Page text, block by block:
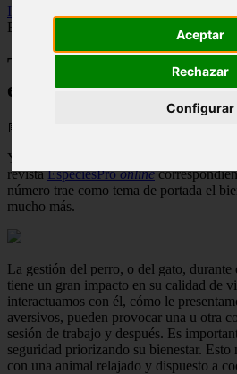
Aceptar
Rechazar
Configurar
Inicio
EspeciesPro abril
Todo sobre el bienestar
en EspeciesPro abril
📅 05/06/2025
Ya puedes consultar el nuevo ejemplar de
revistaEspeciesProonline
número trae como tema de portada el
mucho más.
La gestión del perro, o del gato,
tiene un gran impacto en su calidad de
interactuamos con él, cómo le
aversivos, pueden provocar una u otra
sesión de trabajo y después. Es
seguridad priorizando su bienestar.
con una animal relajado y dispuesto a